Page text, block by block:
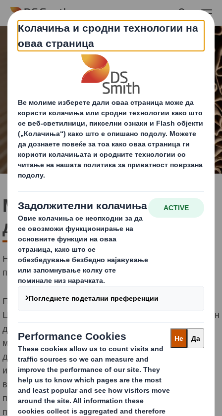
Skip to main content
Метрики на циркуларен
дизајн
Најсовремена алатка за одржливост на вашето
пакување
По лансирањето на нашите Принципи на
Циркуларен Дизајн, развивме метрика за циркуларен
дизајн на пакување.
Со оваа пионерска алатка,
можеме да ја оцениме и споредиме одржливоста на
дизајните на пакувањето преку 8 различни
индикатори.Метриката за циркуларен дизајн - прва
во индустријата - дава јасна идентификација на
перформансите за одржливост на дизајнот на
пакувањето и каде да се насочи нашето внимание.